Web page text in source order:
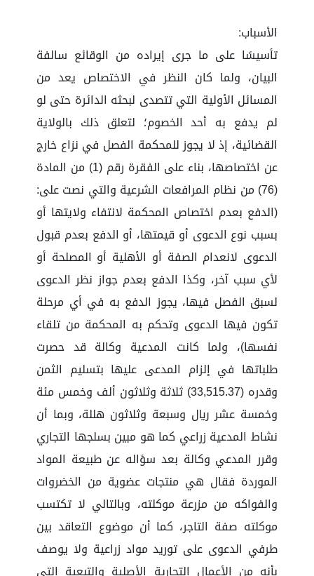
الأسباب:
تأسيسًا على ما جرى إيراده من الوقائع سالفة
البيان، ولما كان النظر في الاختصاص يعد من
المسائل الأولية التي تتصدى لبحثه الدائرة حتى لو
لم يدفع به أحد الخصوم؛ لتعلق ذلك بالولاية
القضائية، إذ لا يجوز للمحكمة الفصل في نزاع خارج
عن اختصاصها، بناء على الفقرة رقم (1) من المادة
(76) من نظام المرافعات الشرعية والتي نصت على:
(الدفع بعدم اختصاص المحكمة لانتفاء ولايتها أو
بسبب نوع الدعوى أو قيمتها، أو الدفع بعدم قبول
الدعوى لانعدام الصفة أو الأهلية أو المصلحة أو
لأي سبب آخر، وكذا الدفع بعدم جواز نظر الدعوى
لسبق الفصل فيها، يجوز الدفع به في أي مرحلة
تكون فيها الدعوى وتحكم به المحكمة من تلقاء
نفسها)، ولما كانت المدعية وكالة قد حصرت
طلباتها في إلزام المدعى عليها بتسليم الثمن
وقدره (33,515.37) ثلاثة وثلاثون ألف وخمس مئة
وخمسة عشر ريال وسبعة وثلاثون هللة، وبما أن
نشاط المدعية زراعي كما هو مبين بسلجها التجاري
وقرر المدعي وكالة بعد سؤاله عن طبيعة المواد
الموردة فقال هي منتجات عضوية من الخضروات
والفواكه من مزرعة موكلته، وبالتالي لا تكتسب
موكلته صفة التاجر، كما أن موضوع التعاقد بين
طرفي الدعوى على توريد مواد زراعية ولا يوصف
بأنه من الأعمال التجارية الأصلية والتبعية التي